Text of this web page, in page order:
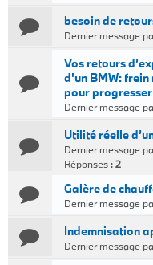
besoin de
Dernier message
Vos retours
d'un BMW: frein
pour
Dernier message
Utilité réelle
Dernier message
Réponses :2
Galère de
Dernier message
Indemnisation
Dernier message